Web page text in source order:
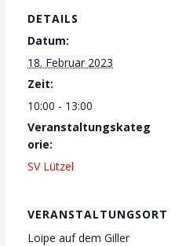
DETAILS
Datum:
18. Februar 2023
Zeit:
10:00 - 13:00
Veranstaltungskateg
orie:
SV Lützel
VERANSTALTUNGSORT
Loipe auf dem Giller